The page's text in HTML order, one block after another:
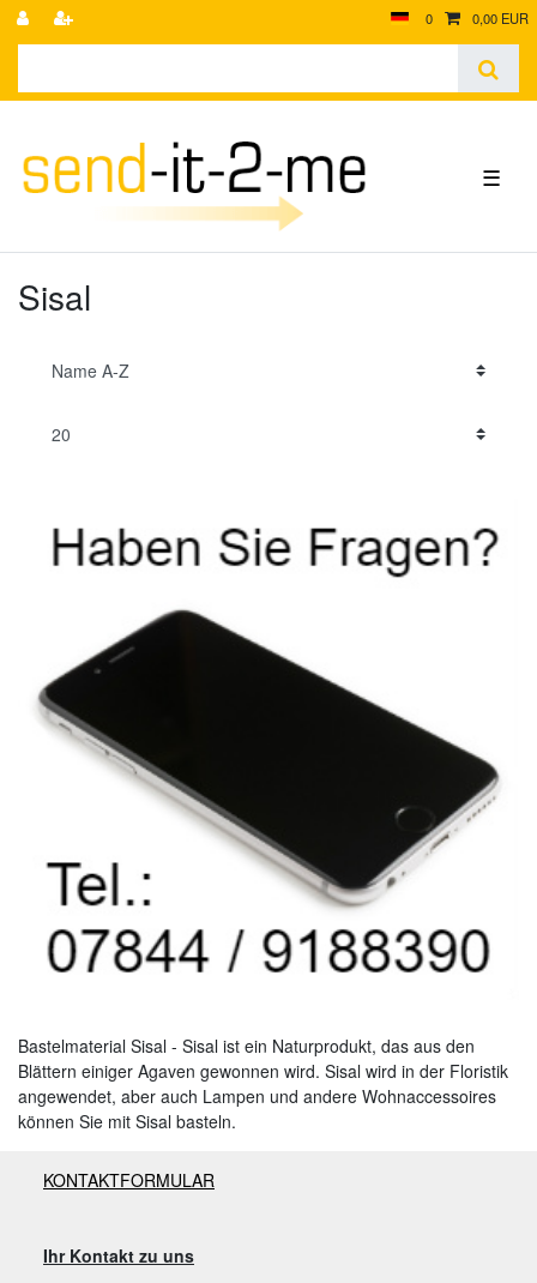
0 0,00 EUR
☰
Sisal
Bastelmaterial Sisal - Sisal ist ein Naturprodukt, das aus den
Blättern einiger Agaven gewonnen wird. Sisal wird in der Floristik
angewendet, aber auch Lampen und andere Wohnaccessoires
können Sie mit Sisal basteln.
KONTAKTFORMULAR
Ihr Kontakt zu uns